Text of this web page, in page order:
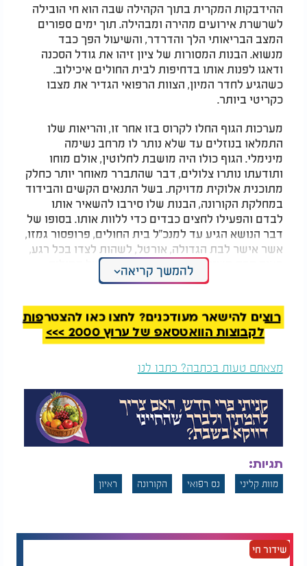
ההידבקות המקרית בתוך הקהילה שבה הוא חי הובילה
לשרשרת אירועים מהירה ומבהילה. תוך ימים ספורים
המצב הבריאותי הלך והדרדר, והשיעול הפך כבד
מנשוא. הבנות המסורות של ציון זיהו את גודל הסכנה
ודאגו לפנות אותו בדחיפות לבית החולים איכילוב.
כשהגיע לחדר המיון, הצוות הרפואי הגדיר את מצבו
כקריטי ביותר.
מערכות הגוף החלו לקרוס בזו אחר זו, והריאות שלו
התמלאו בנוזלים עד שלא נותר לו מרחב נשימה
מינימלי. הגוף כולו היה מושבת לחלוטין, אולם מוחו
ותודעתו נותרו צלולים, דבר שהתברר מאוחר יותר כחלק
מתוכנית אלוקית מדויקת. בשל התנאים הקשים והבידוד
במחלקת הקורונה, הבנות שלו סירבו להשאיר אותו
לבדם והפעילו לחצים כבדים כדי ללוות אותו. בסופו של
דבר הנושא הגיע עד למנכ"ל בית החולים, פרופסור גמזו,
אשר אישר לבת הגדולה, אורטל, לשהות לצדו בכל רגע,
בעוד הבת השנייה, דקלה, מקימה חמ"ל של תפילות
וניהול לוגיסטי ממש בכניסה למחלקה הפנימית.
קריאת שמע והופעת הדמות המסתורית
הדרמה הרוחנית הגיעה לשיאה הבלתי נתפס בשעת
לילה מאוחרת, בסביבות השעה אחת עשרה בלילה. ציון
הרגיש כי כוחותיו הפיזיים אזלו לחלוטין והנשימה הפכה
למשימה כמעט בלתי אפשרית. מתוך אותה נקודת שבר,
הוא אסף את שארית כוחותיו וקרא קריאת שמע על
המיטה בכוונה עצומה, תוך שהוא מפקיד את נשמתו
באופן מוחלט בידי בורא עולם.
להמשך קריאה
רוצים להישאר מעודכנים? לחצו כאן להצטרפות
לקבוצות הוואטסאפ של ערוץ 2000 >>>
מצאתם טעות בכתבה? כתבו לנו
תגיות:
מוות קליני נס רפואי הקורונה ראיון
שידור חי